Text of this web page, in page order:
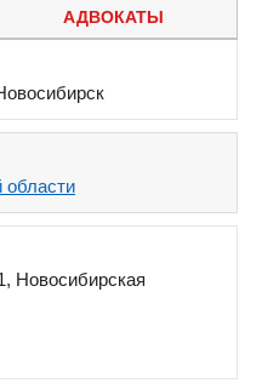
АДВОКАТЫ
, Новосибирская